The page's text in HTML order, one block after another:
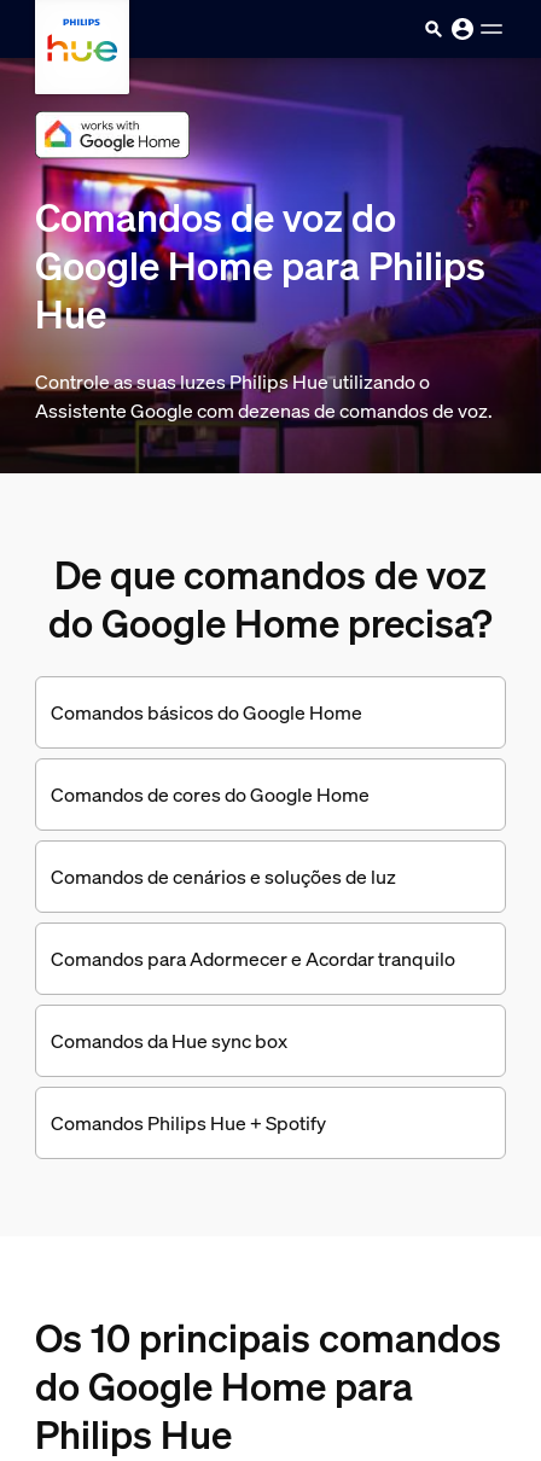
Passar para o conteúdo
Comandos de voz do
Google Home para Philips
Hue
Controle as suas luzes Philips Hue utilizando o
Assistente Google com dezenas de comandos de voz.
De que comandos de voz
do Google Home precisa?
Comandos básicos do Google Home
Comandos de cores do Google Home
Comandos de cenários e soluções de luz
Comandos para Adormecer e Acordar tranquilo
Comandos da Hue sync box
Comandos Philips Hue + Spotify
Os 10 principais comandos
do Google Home para
Philips Hue